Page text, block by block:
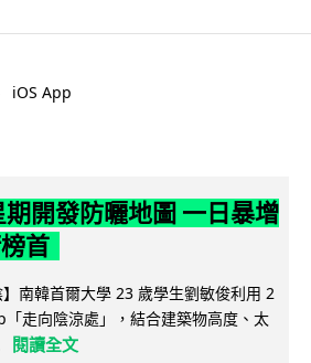
iOS App
開發防曬地圖 一日暴增
首
】南韓首爾大學 23 歲學生劉敏俊利用 2
走向陰涼處」，結合建築物高度、太
閱讀全文